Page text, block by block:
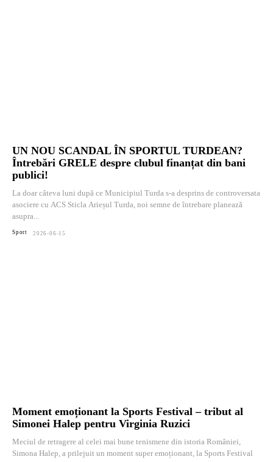
UN NOU SCANDAL ÎN SPORTUL TURDEAN?
Întrebări GRELE despre clubul finanțat din bani
publici!
La doar câteva luni după ce Municipiul Turda s-a desprins de controversata
asociere cu ACS Sticla Arieșul Turda, noi semne de întrebare planează
asupra...
Sport 2026-06-15
Moment emoționant la Sports Festival – tribut al
Simonei Halep pentru Virginia Ruzici
Meciul de retragere al celei mai bune tenismene din istoria României,
Simona Halep, a prilejuit un moment super emoționant, la Sports Festival